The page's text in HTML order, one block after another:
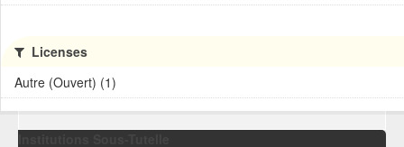
Licenses
Autre (Ouvert) (1)